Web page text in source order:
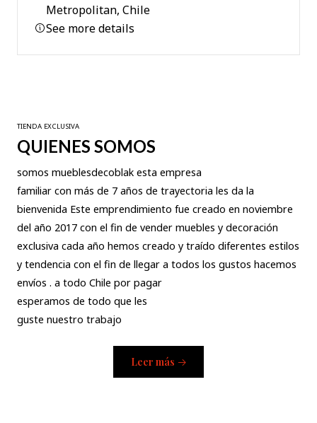
Metropolitan, Chile
See more details
TIENDA EXCLUSIVA
QUIENES SOMOS
somos mueblesdecoblak esta empresa
familiar con más de 7 años de trayectoria les da la
bienvenida Este emprendimiento fue creado en noviembre
del año 2017 con el fin de vender muebles y decoración
exclusiva cada año hemos creado y traído diferentes estilos
y tendencia con el fin de llegar a todos los gustos hacemos
envíos . a todo Chile por pagar
esperamos de todo que les
guste nuestro trabajo
Leer más